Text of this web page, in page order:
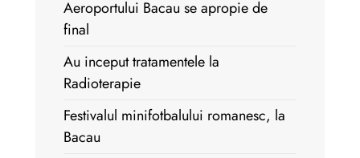
Aeroportului Bacau se apropie de
final
Au inceput tratamentele la
Radioterapie
Festivalul minifotbalului romanesc, la
Bacau